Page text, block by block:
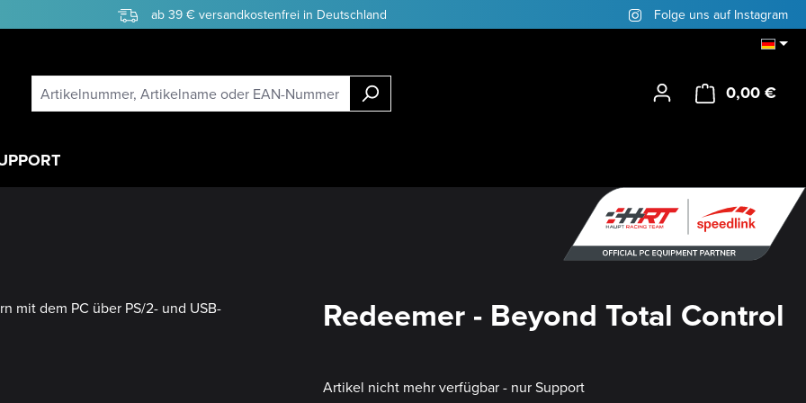
ab 39 € versandkostenfrei in Deutschland Folge uns auf Instagram
0,00 €
Redeemer - Beyond Total Control
Artikel nicht mehr verfügbar - nur Support